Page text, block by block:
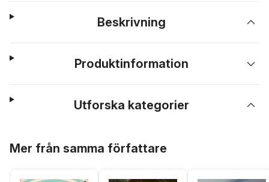
Beskrivning
Produktinformation
Utforska kategorier
Mer från samma författare